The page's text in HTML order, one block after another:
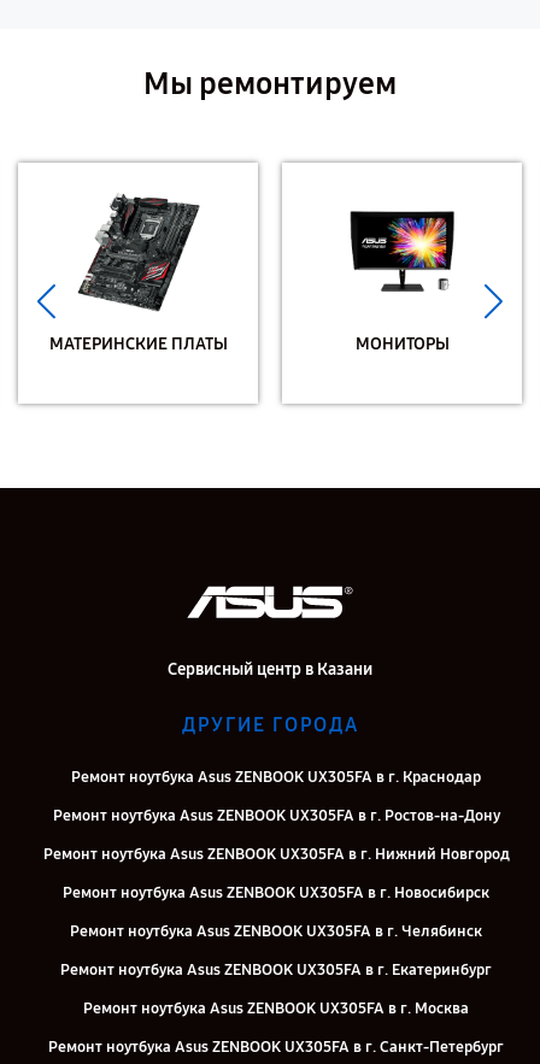
Мы ремонтируем
МАТЕРИНСКИЕ ПЛАТЫ МОНИТОРЫ
Сервисный центр в Казани
ДРУГИЕ ГОРОДА
Ремонт ноутбука Asus ZENBOOK UX305FA в г. Краснодар
Ремонт ноутбука Asus ZENBOOK UX305FA в г. Ростов-на-Дону
Ремонт ноутбука Asus ZENBOOK UX305FA в г. Нижний Новгород
Ремонт ноутбука Asus ZENBOOK UX305FA в г. Новосибирск
Ремонт ноутбука Asus ZENBOOK UX305FA в г. Челябинск
Ремонт ноутбука Asus ZENBOOK UX305FA в г. Екатеринбург
Ремонт ноутбука Asus ZENBOOK UX305FA в г. Москва
Ремонт ноутбука Asus ZENBOOK UX305FA в г. Санкт-Петербург